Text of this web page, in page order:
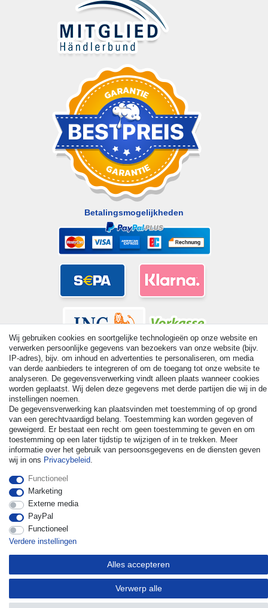
Betalingsmogelijkheden
© Copyright 2026 | Alle rechten voorbehouden. - All rights
reserved. Prices incl. VAT. 19% VAT Basic prices see article detail
| * Applies to deliveries to the UK!
Wij gebruiken cookies en soortgelijke technologieën op onze website en
verwerken persoonlijke gegevens van bezoekers van onze website (bijv.
IP-adres), bijv. om inhoud en advertenties te personaliseren, om media
van derde aanbieders te integreren of om de toegang tot onze website te
analyseren. De gegevensverwerking vindt alleen plaats wanneer cookies
worden geplaatst. Wij delen deze gegevens met derde partijen die wij in de
instellingen noemen.
De gegevensverwerking kan plaatsvinden met toestemming of op grond
van een gerechtvaardigd belang. Toestemming kan worden gegeven of
geweigerd. Er bestaat een recht om geen toestemming te geven en om
toestemming op een later tijdstip te wijzigen of in te trekken. Meer
informatie over het gebruik van persoonsgegevens en de diensten geven
wij in ons Privacybeleid.
Functioneel
Marketing
Externe media
PayPal
Functioneel
Verdere instellingen
Alles accepteren
Verwerp alle
Herroepingsrecht uitoefenen Contact